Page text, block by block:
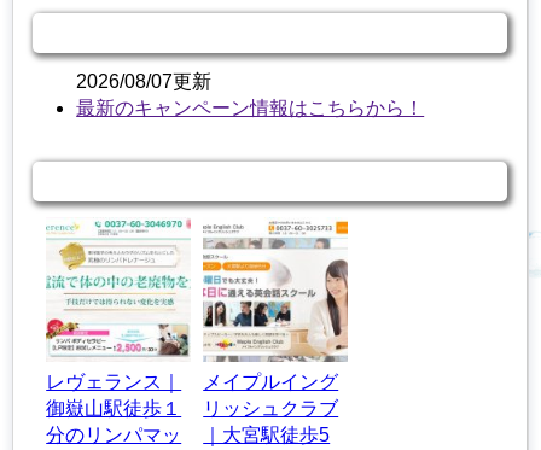
2026/08/07更新
最新のキャンペーン情報はこちらから！
レヴェランス｜
御嶽山駅徒歩１
分のリンパマッ
メイプルイング
リッシュクラブ
｜大宮駅徒歩5